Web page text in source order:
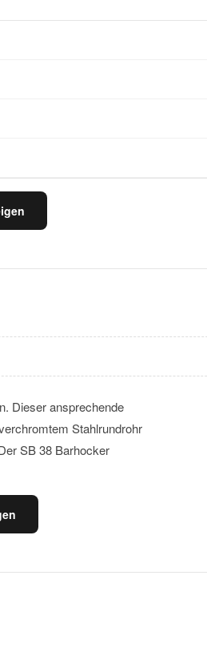
Dieser ansprechende
Stahlrundrohr
SB 38 Barhocker